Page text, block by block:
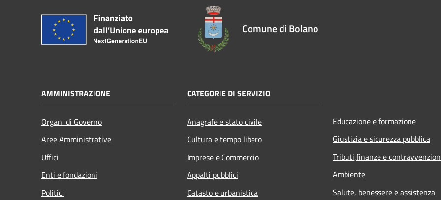
Comune di Bolano
AMMINISTRAZIONE
Organi di Governo
Aree Amministrative
Uffici
Enti e fondazioni
Politici
CATEGORIE DI SERVIZIO
Anagrafe e stato civile
Cultura e tempo libero
Imprese e Commercio
Appalti pubblici
Catasto e urbanistica
Educazione e formazione
Giustizia e sicurezza pubblica
Tributi,finanze e
Ambiente
Salute, benessere e assistenza